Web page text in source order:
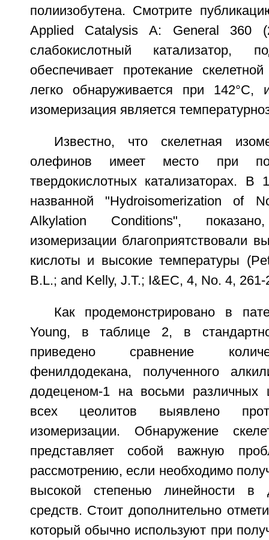
полиизобутена. Смотрите
Applied Catalysis A: General 360
слабокислотный катализатор,
обеспечивает протекание
легко обнаруживается при 142°С,
изомеризация является
Известно, что скелетная
олефинов имеет место при
твердокислотных катализаторах. В
названной "Hydroisomerization of
Alkylation Conditions",
изомеризации благоприятствовали
кислоты и высокие температуры
В.L.; and Kelly, J.Т.; I&EC, 4, No. 4, 261-
Как продемонстрировано в
Young, в таблице 2, в
приведено сравнение
фенилдодекана, полученного
додеценом-1 на восьми различных
всех цеолитов выявлено
изомеризации. Обнаружение
представляет собой важную
рассмотрению, если необходимо
высокой степенью линейности в
средств. Стоит дополнительно
который обычно используют при